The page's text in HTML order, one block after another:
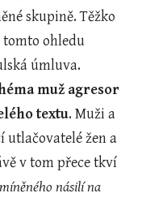
skupině. Těžko
tomto ohledu
muž agresor
textu. Muži a
utlačovatelé žen a
v tom přece tkví
násilí na